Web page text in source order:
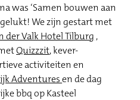
was ‘Samen bouwen aan
gelukt! We zijn gestart met
der Valk Hotel Tilburg ,
Quizzzit, kever-
activiteiten en
Adventuresen de dag
bbq op Kasteel